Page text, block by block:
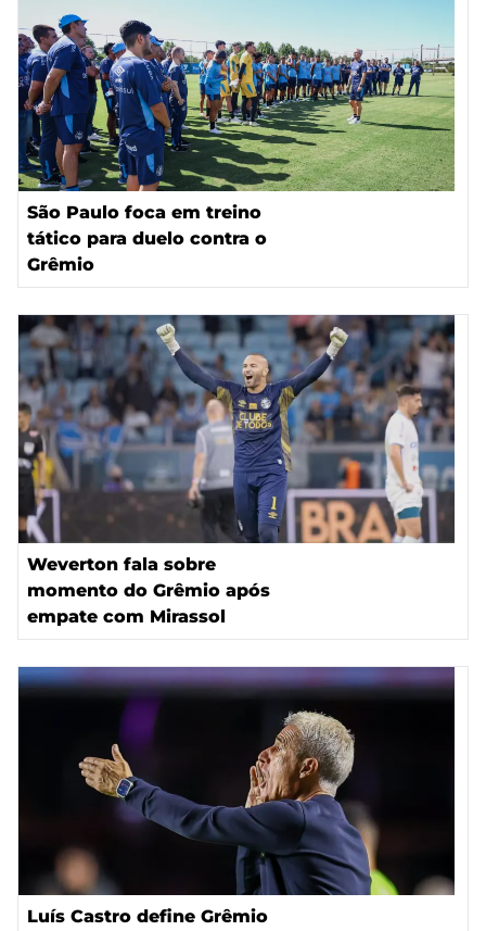
São Paulo foca em treino
tático para duelo contra o
Grêmio
Weverton fala sobre
momento do Grêmio após
empate com Mirassol
Luís Castro define Grêmio